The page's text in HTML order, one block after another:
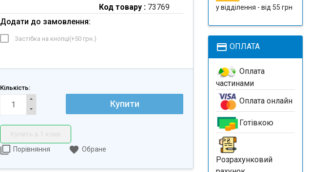
Код товару : 73769
Додати до замовлення:
Застібка на кнопці(+50 грн.)
Кількість:
Купити
Порівняння
Обране
у відділення - від 55 грн
payment ОПЛАТА
Оплата
частинами
Оплата онлайн
Готівкою
Розрахунковий